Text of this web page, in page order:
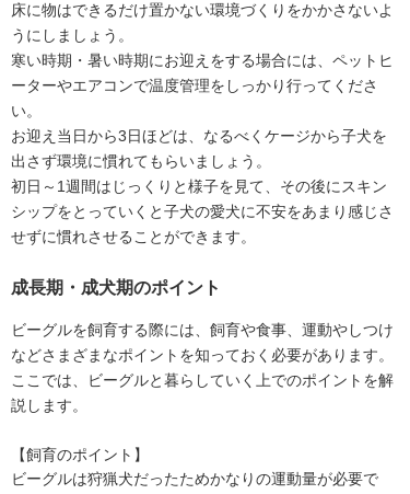
床に物はできるだけ置かない環境づくりをかかさないよ
うにしましょう。
寒い時期・暑い時期にお迎えをする場合には、ペットヒ
ーターやエアコンで温度管理をしっかり行ってくださ
い。
お迎え当日から3日ほどは、なるべくケージから子犬を
出さず環境に慣れてもらいましょう。
初日～1週間はじっくりと様子を見て、その後にスキン
シップをとっていくと子犬の愛犬に不安をあまり感じさ
せずに慣れさせることができます。
成長期・成犬期のポイント
ビーグルを飼育する際には、飼育や食事、運動やしつけ
などさまざまなポイントを知っておく必要があります。
ここでは、ビーグルと暮らしていく上でのポイントを解
説します。
【飼育のポイント】
ビーグルは狩猟犬だったためかなりの運動量が必要で